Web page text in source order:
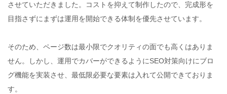
させていただきました。コストを抑えて制作したので、完成形を
目指さずにまずは運用を開始できる体制を優先させています。
そのため、ページ数は最小限でクオリティの面でも高くはありま
せん。しかし、運用でカバーができるようにSEO対策向けにブロ
グ機能を実装させ、最低限必要な要素は入れて公開できておりま
す。